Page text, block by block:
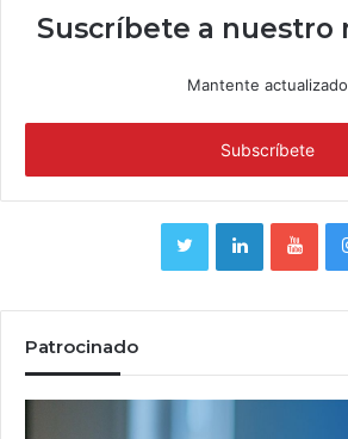
Suscríbete a nuestro
Mantente actualizado
Patrocinado